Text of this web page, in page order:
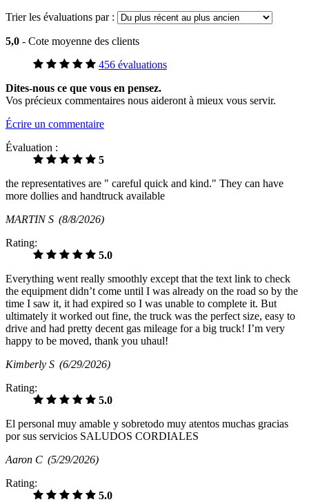
Trier les évaluations par :
5,0 - Cote moyenne des clients
456 évaluations
Dites-nous ce que vous en pensez.
Vos précieux commentaires nous aideront à mieux vous servir.
Écrire un commentaire
Évaluation :
5
the representatives are " careful quick and kind." They can have
more dollies and handtruck available
MARTIN S (8/8/2026)
Rating:
5.0
Everything went really smoothly except that the text link to check
the equipment didn’t come until I was already on the road so by the
time I saw it, it had expired so I was unable to complete it. But
ultimately it worked out fine, the truck was the perfect size, easy to
drive and had pretty decent gas mileage for a big truck! I’m very
happy to be moved, thank you uhaul!
Kimberly S (6/29/2026)
Rating:
5.0
El personal muy amable y sobretodo muy atentos muchas gracias
por sus servicios SALUDOS CORDIALES
Aaron C (5/29/2026)
Rating:
5.0